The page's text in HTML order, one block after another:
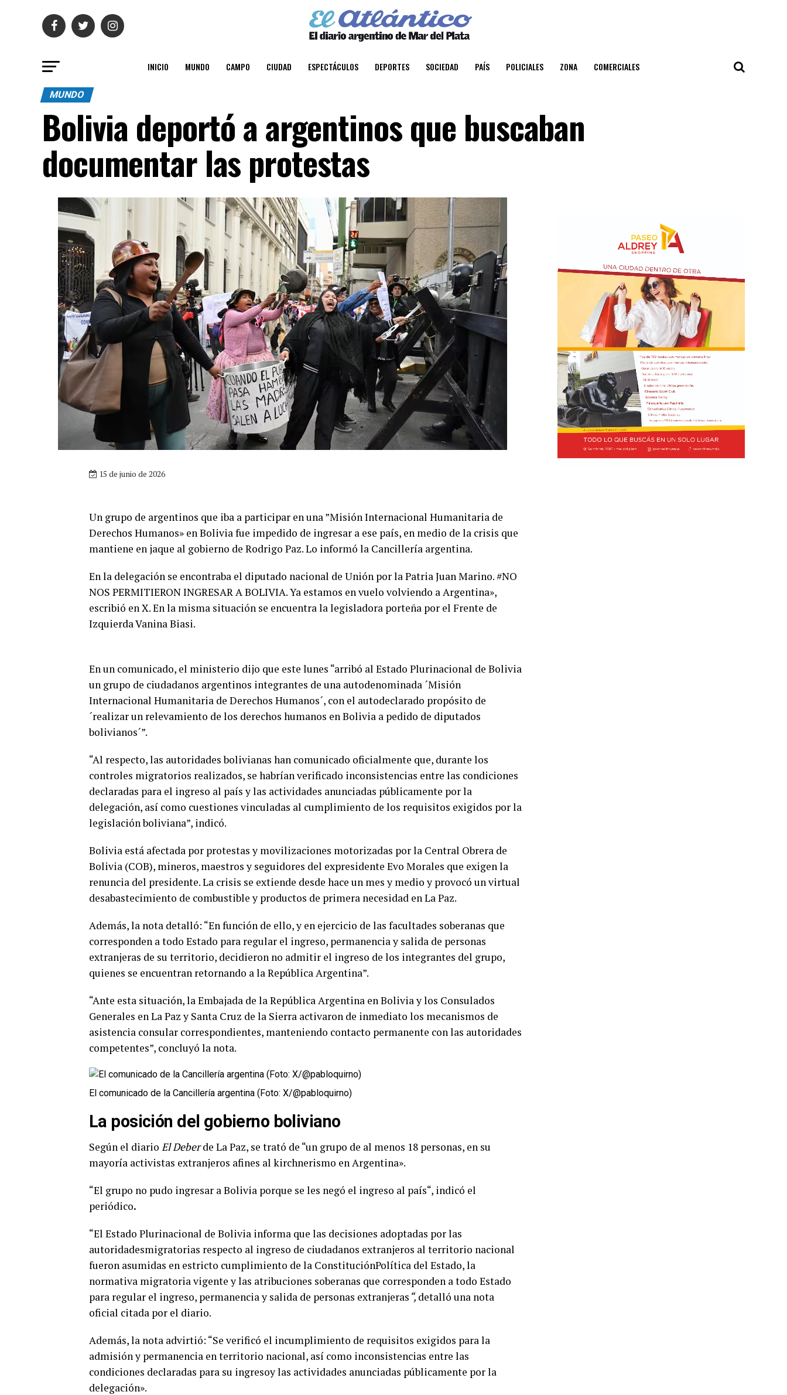
INICIO MUNDO CAMPO CIUDAD ESPECTÁCULOS DEPORTES SOCIEDAD PAÍS POLICIALES ZONA COMERCIALES
MUNDO
Bolivia deportó a argentinos que buscaban
documentar las protestas
15 de junio de 2026
Un grupo de argentinos que iba a participar en una ”Misión Internacional Humanitaria de
Derechos Humanos» en Bolivia fue impedido de ingresar a ese país, en medio de la crisis que
mantiene en jaque al gobierno de Rodrigo Paz. Lo informó la Cancillería argentina.
En la delegación se encontraba el diputado nacional de Unión por la Patria Juan Marino. #NO
NOS PERMITIERON INGRESAR A BOLIVIA. Ya estamos en vuelo volviendo a Argentina»,
escribió en X. En la misma situación se encuentra la legisladora porteña por el Frente de
Izquierda Vanina Biasi.
En un comunicado, el ministerio dijo que este lunes “arribó al Estado Plurinacional de Bolivia
un grupo de ciudadanos argentinos integrantes de una autodenominada ´Misión
Internacional Humanitaria de Derechos Humanos´, con el autodeclarado propósito de
´realizar un relevamiento de los derechos humanos en Bolivia a pedido de diputados
bolivianos´”.
“Al respecto, las autoridades bolivianas han comunicado oficialmente que, durante los
controles migratorios realizados, se habrían verificado inconsistencias entre las condiciones
declaradas para el ingreso al país y las actividades anunciadas públicamente por la
delegación, así como cuestiones vinculadas al cumplimiento de los requisitos exigidos por la
legislación boliviana”, indicó.
Bolivia está afectada por protestas y movilizaciones motorizadas por la Central Obrera de
Bolivia (COB), mineros, maestros y seguidores del expresidente Evo Morales que exigen la
renuncia del presidente. La crisis se extiende desde hace un mes y medio y provocó un virtual
desabastecimiento de combustible y productos de primera necesidad en La Paz.
Además, la nota detalló: “En función de ello, y en ejercicio de las facultades soberanas que
corresponden a todo Estado para regular el ingreso, permanencia y salida de personas
extranjeras de su territorio, decidieron no admitir el ingreso de los integrantes del grupo,
quienes se encuentran retornando a la República Argentina”.
“Ante esta situación, la Embajada de la República Argentina en Bolivia y los Consulados
Generales en La Paz y Santa Cruz de la Sierra activaron de inmediato los mecanismos de
asistencia consular correspondientes, manteniendo contacto permanente con las autoridades
competentes”, concluyó la nota.
El comunicado de la Cancillería argentina (Foto: X/@pabloquirno)
La posición del gobierno boliviano
Según el diario El Deberde La Paz, se trató de “un grupo de al menos 18 personas, en su
mayoría activistas extranjeros afines al kirchnerismo en Argentina».
“El grupo no pudo ingresar a Bolivia porque se les negó el ingreso al país“, indicó el
periódico.
“El Estado Plurinacional de Bolivia informa que las decisiones adoptadas por las
autoridadesmigratorias respecto al ingreso de ciudadanos extranjeros al territorio nacional
fueron asumidas en estricto cumplimiento de la ConstituciónPolítica del Estado, la
normativa migratoria vigente y las atribuciones soberanas que corresponden a todo Estado
para regular el ingreso, permanencia y salida de personas extranjeras “, detalló una nota
oficial citada por el diario.
Además, la nota advirtió: “Se verificó el incumplimiento de requisitos exigidos para la
admisión y permanencia en territorio nacional, así como inconsistencias entre las
condiciones declaradas para su ingresoy las actividades anunciadas públicamente por la
delegación».